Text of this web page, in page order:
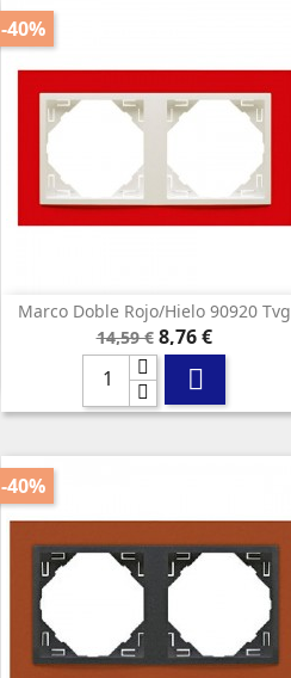
Marco Doble Rojo/hielo 90920 Tvg
Precio
base
14,59 €
-40%
Precio
8,76 €

 Vista rápida
-40%